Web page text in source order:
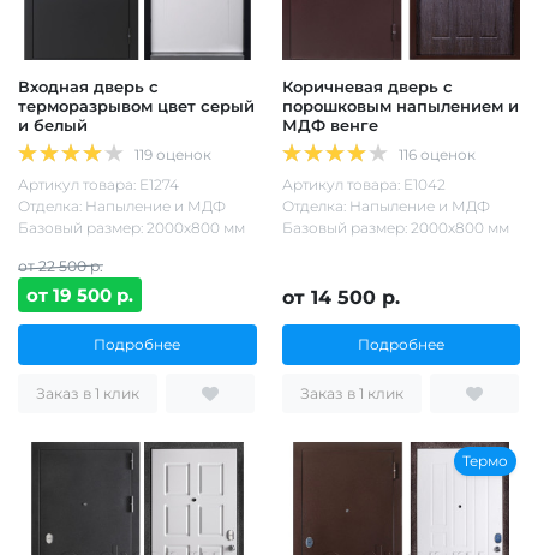
Входная дверь с
терморазрывом цвет серый
и белый
119 оценок
Артикул товара: Е1274
Отделка: Напыление и МДФ
Базовый размер: 2000х800 мм
от 22 500 р.
от 19 500 р.
Подробнее
Заказ в 1 клик
Коричневая дверь с
порошковым напылением и
МДФ венге
116 оценок
Артикул товара: Е1042
Отделка: Напыление и МДФ
Базовый размер: 2000х800 мм
от 14 500 р.
Подробнее
Заказ в 1 клик
Термо